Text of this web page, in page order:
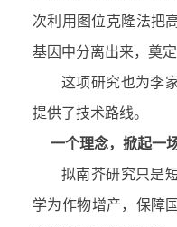
次利用图位克隆法把
基因中分离出来，奠
这项研究也为李
提供了技术路线。
一个理念，掀起一
拟南芥研究只是
学为作物增产，保障